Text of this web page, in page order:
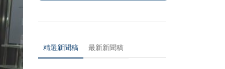
精選新聞稿 最新新聞稿